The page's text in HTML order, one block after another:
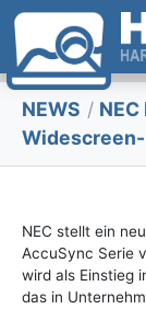
NEWS /
NEC stellt ein
AccuSync Serie
wird als Einstieg
das in